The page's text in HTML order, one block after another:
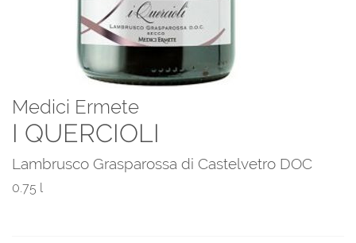
Medici Ermete
I QUERCIOLI
Lambrusco Grasparossa di Castelvetro DOC
0.75 l